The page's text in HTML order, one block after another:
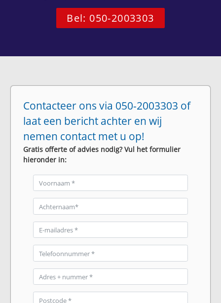
Bel: 050-2003303
Contacteer ons via 050-2003303 of
laat een bericht achter en wij
nemen contact met u op!
Gratis offerte of advies nodig? Vul het formulier
hieronder in: